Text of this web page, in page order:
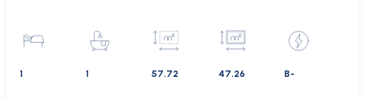
1 1 57.72 47.26 B-